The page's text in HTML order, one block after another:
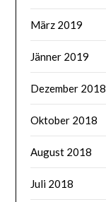
März 2019
Jänner 2019
Dezember 2018
Oktober 2018
August 2018
Juli 2018